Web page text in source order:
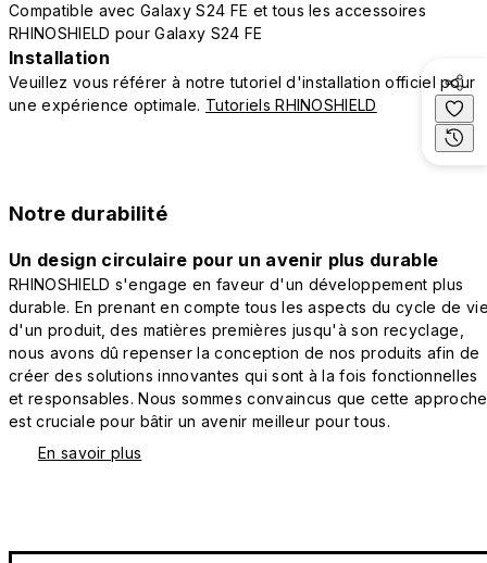
Compatible avec Galaxy S24 FE et tous les accessoires
RHINOSHIELD pour Galaxy S24 FE
Installation
Veuillez vous référer à notre tutoriel d'installation officiel pour
une expérience optimale. Tutoriels RHINOSHIELD
Notre durabilité
Un design circulaire pour un avenir plus durable
RHINOSHIELD s'engage en faveur d'un développement plus
durable. En prenant en compte tous les aspects du cycle de
d'un produit, des matières premières jusqu'à son recyclage,
nous avons dû repenser la conception de nos produits afin de
créer des solutions innovantes qui sont à la fois fonctionnelles
et responsables. Nous sommes convaincus que cette approche
est cruciale pour bâtir un avenir meilleur pour tous.
En savoir plus